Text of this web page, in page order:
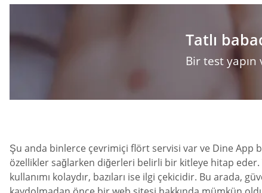
Tatlı
Bir test
Şu anda binlerce çevrimiçi flört servisi var ve Dine App
özellikler sağlarken diğerleri belirli bir kitleye hitap
kullanımı kolaydır, bazıları ise ilgi çekicidir. Bu arada,